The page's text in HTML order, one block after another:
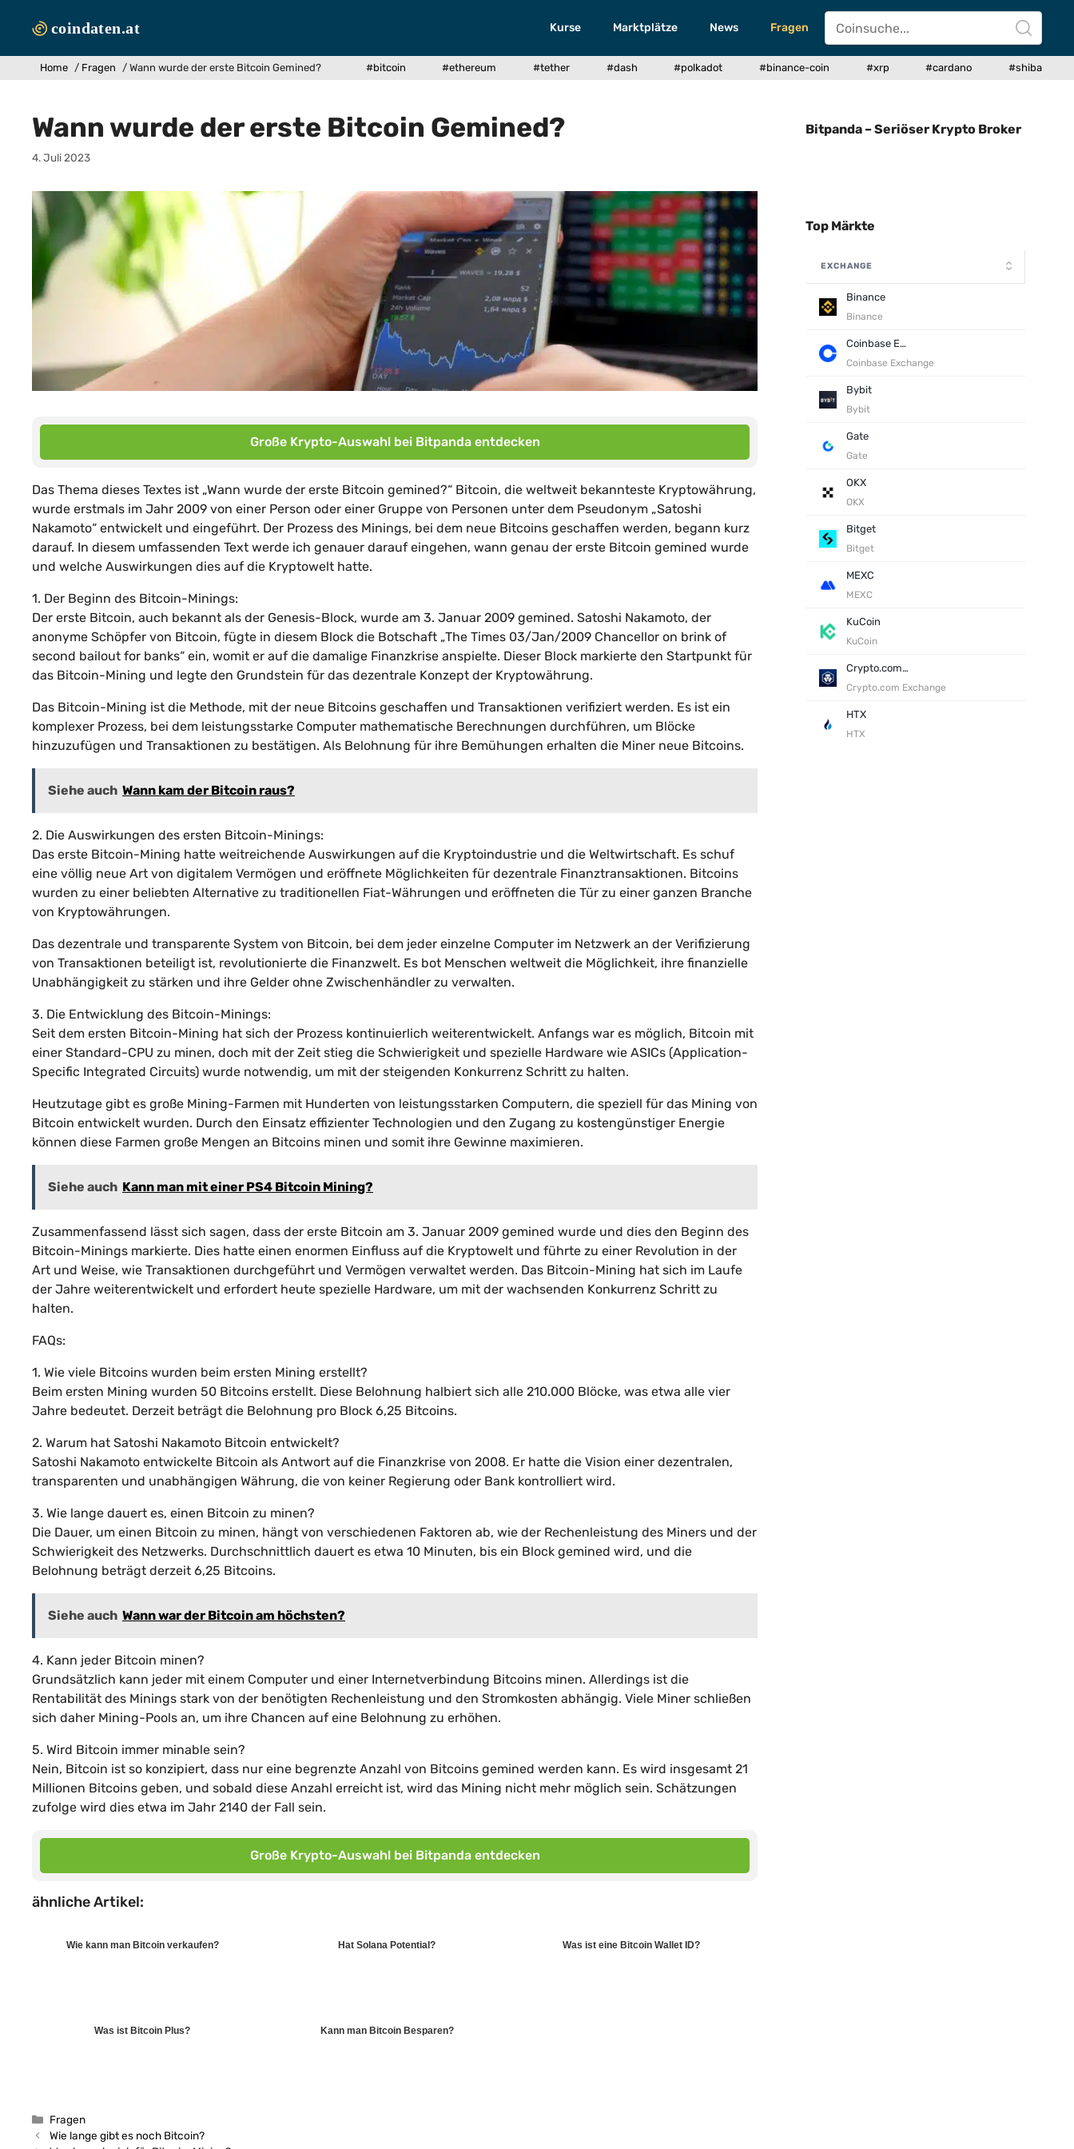
Inhalt
Kurse Marktplätze News Fragen
Home / Fragen / Wann wurde der erste Bitcoin Gemined? #bitcoin #ethereum #tether #dash #polkadot #binance-coin #xrp #cardano #shiba
Wann wurde der erste Bitcoin Gemined?
4. Juli 2023
Große Krypto-Auswahl bei Bitpanda entdecken
Das Thema dieses Textes ist „Wann wurde der erste Bitcoin gemined?“ Bitcoin, die weltweit bekannteste Kryptowährung,
wurde erstmals im Jahr 2009 von einer Person oder einer Gruppe von Personen unter dem Pseudonym „Satoshi
Nakamoto“ entwickelt und eingeführt. Der Prozess des Minings, bei dem neue Bitcoins geschaffen werden, begann kurz
darauf. In diesem umfassenden Text werde ich genauer darauf eingehen, wann genau der erste Bitcoin gemined wurde
und welche Auswirkungen dies auf die Kryptowelt hatte.
1. Der Beginn des Bitcoin-Minings:
Der erste Bitcoin, auch bekannt als der Genesis-Block, wurde am 3. Januar 2009 gemined. Satoshi Nakamoto, der
anonyme Schöpfer von Bitcoin, fügte in diesem Block die Botschaft „The Times 03/Jan/2009 Chancellor on brink of
second bailout for banks“ ein, womit er auf die damalige Finanzkrise anspielte. Dieser Block markierte den Startpunkt für
das Bitcoin-Mining und legte den Grundstein für das dezentrale Konzept der Kryptowährung.
Das Bitcoin-Mining ist die Methode, mit der neue Bitcoins geschaffen und Transaktionen verifiziert werden. Es ist ein
komplexer Prozess, bei dem leistungsstarke Computer mathematische Berechnungen durchführen, um Blöcke
hinzuzufügen und Transaktionen zu bestätigen. Als Belohnung für ihre Bemühungen erhalten die Miner neue Bitcoins.
Siehe auch Wann kam der Bitcoin raus?
2. Die Auswirkungen des ersten Bitcoin-Minings:
Das erste Bitcoin-Mining hatte weitreichende Auswirkungen auf die Kryptoindustrie und die Weltwirtschaft. Es schuf
eine völlig neue Art von digitalem Vermögen und eröffnete Möglichkeiten für dezentrale Finanztransaktionen. Bitcoins
wurden zu einer beliebten Alternative zu traditionellen Fiat-Währungen und eröffneten die Tür zu einer ganzen Branche
von Kryptowährungen.
Das dezentrale und transparente System von Bitcoin, bei dem jeder einzelne Computer im Netzwerk an der Verifizierung
von Transaktionen beteiligt ist, revolutionierte die Finanzwelt. Es bot Menschen weltweit die Möglichkeit, ihre finanzielle
Unabhängigkeit zu stärken und ihre Gelder ohne Zwischenhändler zu verwalten.
3. Die Entwicklung des Bitcoin-Minings:
Seit dem ersten Bitcoin-Mining hat sich der Prozess kontinuierlich weiterentwickelt. Anfangs war es möglich, Bitcoin mit
einer Standard-CPU zu minen, doch mit der Zeit stieg die Schwierigkeit und spezielle Hardware wie ASICs (Application-
Specific Integrated Circuits) wurde notwendig, um mit der steigenden Konkurrenz Schritt zu halten.
Heutzutage gibt es große Mining-Farmen mit Hunderten von leistungsstarken Computern, die speziell für das Mining von
Bitcoin entwickelt wurden. Durch den Einsatz effizienter Technologien und den Zugang zu kostengünstiger Energie
können diese Farmen große Mengen an Bitcoins minen und somit ihre Gewinne maximieren.
Siehe auch Kann man mit einer PS4 Bitcoin Mining?
Zusammenfassend lässt sich sagen, dass der erste Bitcoin am 3. Januar 2009 gemined wurde und dies den Beginn des
Bitcoin-Minings markierte. Dies hatte einen enormen Einfluss auf die Kryptowelt und führte zu einer Revolution in der
Art und Weise, wie Transaktionen durchgeführt und Vermögen verwaltet werden. Das Bitcoin-Mining hat sich im Laufe
der Jahre weiterentwickelt und erfordert heute spezielle Hardware, um mit der wachsenden Konkurrenz Schritt zu
halten.
FAQs:
1. Wie viele Bitcoins wurden beim ersten Mining erstellt?
Beim ersten Mining wurden 50 Bitcoins erstellt. Diese Belohnung halbiert sich alle 210.000 Blöcke, was etwa alle vier
Jahre bedeutet. Derzeit beträgt die Belohnung pro Block 6,25 Bitcoins.
2. Warum hat Satoshi Nakamoto Bitcoin entwickelt?
Satoshi Nakamoto entwickelte Bitcoin als Antwort auf die Finanzkrise von 2008. Er hatte die Vision einer dezentralen,
transparenten und unabhängigen Währung, die von keiner Regierung oder Bank kontrolliert wird.
3. Wie lange dauert es, einen Bitcoin zu minen?
Die Dauer, um einen Bitcoin zu minen, hängt von verschiedenen Faktoren ab, wie der Rechenleistung des Miners und der
Schwierigkeit des Netzwerks. Durchschnittlich dauert es etwa 10 Minuten, bis ein Block gemined wird, und die
Belohnung beträgt derzeit 6,25 Bitcoins.
Siehe auch Wann war der Bitcoin am höchsten?
4. Kann jeder Bitcoin minen?
Grundsätzlich kann jeder mit einem Computer und einer Internetverbindung Bitcoins minen. Allerdings ist die
Rentabilität des Minings stark von der benötigten Rechenleistung und den Stromkosten abhängig. Viele Miner schließen
sich daher Mining-Pools an, um ihre Chancen auf eine Belohnung zu erhöhen.
5. Wird Bitcoin immer minable sein?
Nein, Bitcoin ist so konzipiert, dass nur eine begrenzte Anzahl von Bitcoins gemined werden kann. Es wird insgesamt 21
Millionen Bitcoins geben, und sobald diese Anzahl erreicht ist, wird das Mining nicht mehr möglich sein. Schätzungen
zufolge wird dies etwa im Jahr 2140 der Fall sein.
Große Krypto-Auswahl bei Bitpanda entdecken
ähnliche Artikel:
Wie kann man Bitcoin verkaufen? Hat Solana Potential? Was ist eine Bitcoin Wallet ID?
Was ist Bitcoin Plus? Kann man Bitcoin Besparen?
Kategorien
Fragen
Wie lange gibt es noch Bitcoin?
Bitpanda – Seriöser Krypto Broker
Top Märkte
EXCHANGE
Binance
Binance
Coinbase Exchange
Coinbase Exchange
Bybit
Bybit
Gate
Gate
OKX
OKX
Bitget
Bitget
MEXC
MEXC
KuCoin
KuCoin
Crypto.com Exchange
Crypto.com Exchange
HTX
HTX